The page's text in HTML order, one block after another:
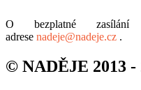
O bezplatné
adrese nadeje@nadeje.cz .
© NADĚJE 2013 -